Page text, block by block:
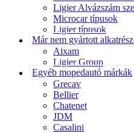
Ligier Alvázszám
Microcar típusok
Ligier típusok
Már nem gyártott
Aixam
Ligier Group
Egyéb mopedautó márkák
Grecav
Bellier
Chatenet
JDM
Casalini